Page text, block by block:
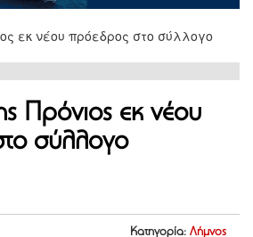
Πρόνιος εκ νέου
σύλλογο
Κατηγορία: Λήμνος